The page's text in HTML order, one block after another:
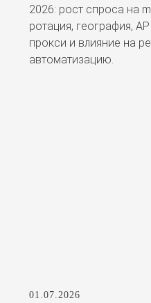
2026: рост спроса на
ротация, география,
прокси и влияние на
автоматизацию.
01.07.2026